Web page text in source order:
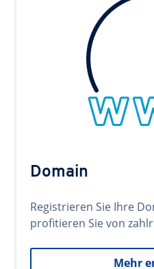
Domain
Registrieren Sie Ihre
profitieren Sie von
Mehr